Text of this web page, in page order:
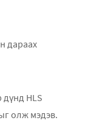
дараах
дүнд HLS
олж мэдэв.